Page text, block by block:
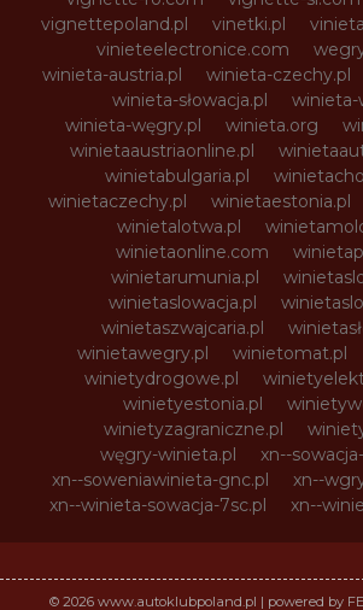
vignettepoland.pl
vinetki.pl
vinieteelectronice.com
winieta-austria.pl
winieta-czechy.pl
winieta-słowacja.pl
winieta-
winieta-węgry.pl
winieta.org
winietaaustriaonline.pl
winietabulgaria.pl
winietaczechy.pl
winietaestonia.pl
winietalotwa.pl
winietaonline.com
winietarumunia.pl
winietaslowacja.pl
winietaszwajcaria.pl
winietawegry.pl
winietomat.pl
winietydrogowe.pl
winietyestonia.pl
winietyzagraniczne.pl
węgry-winieta.pl
xn--
xn--soweniawinieta-gnc.pl
xn--
xn--winieta-sowacja-7sc.pl
xn--
© 2026 www.autoklubpoland.pl | powered by